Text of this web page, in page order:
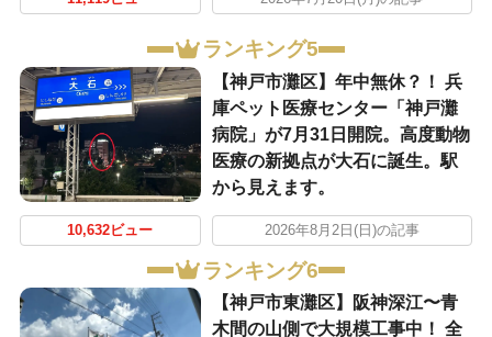
ランキング5
【神戸市灘区】年中無休？！ 兵
庫ペット医療センター「神戸灘
病院」が7月31日開院。高度動物
医療の新拠点が大石に誕生。駅
から見えます。
10,632ビュー 2026年8月2日(日)の記事
ランキング6
【神戸市東灘区】阪神深江〜青
木間の山側で大規模工事中！ 全